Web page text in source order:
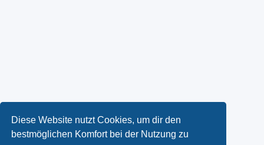
Diese Website nutzt Cookies, um dir den
bestmöglichen Komfort bei der Nutzung zu